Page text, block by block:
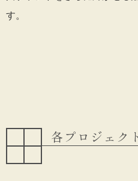
す。
各プロジェク